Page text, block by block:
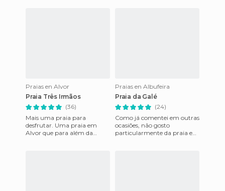
Praias en Alvor
Praia Três Irmãos
(36)
Mais uma praia para
desfrutar. Uma praia em
Alvor que para além da
Praias en Albufeira
Praia da Galé
(24)
Como já comentei em outras
ocasiões, não gosto
particularmente da praia e